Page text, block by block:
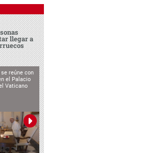
llegar a
se reúne con
el Palacio
Vaticano